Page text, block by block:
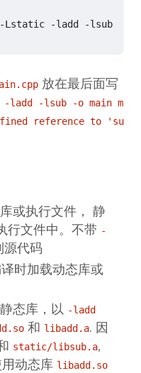
放在最后面写
ladd -lsub -o main m
reference to 'su
或执行文件， 静
行文件中。不带 -
源代码
时加载动态库或
态库，以 -ladd
和 libadd.a. 因
static/libsub.a,
动态库 libadd.so